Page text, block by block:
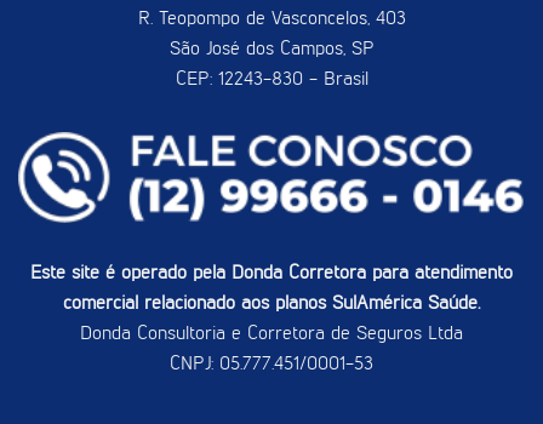
R. Teopompo de Vasconcelos, 403
São José dos Campos, SP
CEP: 12243-830 - Brasil
Este site é operado pela Donda Corretora para atendimento
comercial relacionado aos planos SulAmérica Saúde.
Donda Consultoria e Corretora de Seguros Ltda
CNPJ: 05.777.451/0001-53